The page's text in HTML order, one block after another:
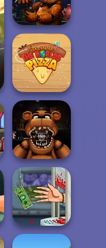
Cat Sorter Puzzle
FNAF Bartender
Around the
Worlds Pizza
FNAF: Night at
the Dentist